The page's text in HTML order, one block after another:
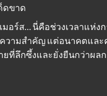
ดขาด
อร์ส… นี่คือช่วงเวลาแห่ง
ามสำคัญ แต่อนาคตและ
ที่ลึกซึ้งและยั่งยืนกว่าผล